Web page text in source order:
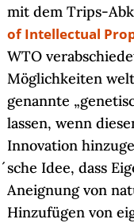
mit dem Trips-
of Intellectual
WTO
Möglichkeiten
genannte
lassen, wenn
Innovation
´sche Idee, dass
Aneignung von
Hinzufügen von